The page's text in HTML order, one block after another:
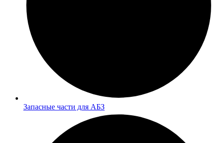
Запасные части для АБЗ